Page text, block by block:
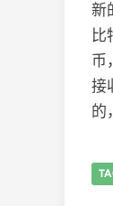
新
比
币
接
的